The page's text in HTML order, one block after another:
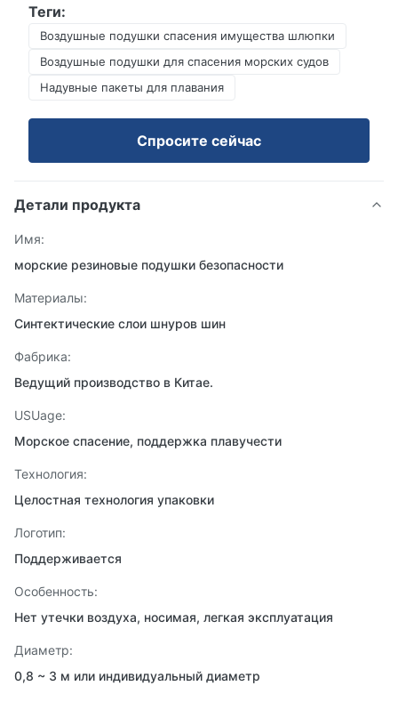
Теги:
Воздушные подушки спасения имущества шлюпки
Воздушные подушки для спасения морских судов
Надувные пакеты для плавания
Спросите сейчас
Детали продукта
Имя:
морские резиновые подушки безопасности
Материалы:
Синтектические слои шнуров шин
Фабрика:
Ведущий производство в Китае.
USUage:
Морское спасение, поддержка плавучести
Технология:
Целостная технология упаковки
Логотип:
Поддерживается
Особенность:
Нет утечки воздуха, носимая, легкая эксплуатация
Диаметр:
0,8 ~ 3 м или индивидуальный диаметр